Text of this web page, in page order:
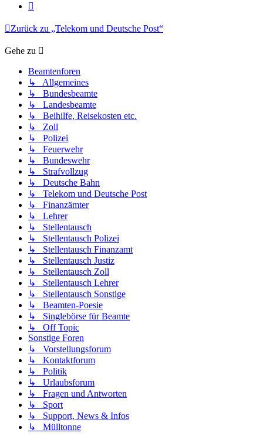
Zurück zu „Telekom und Deutsche Post“
Gehe zu
Beamtenforen
↳ Allgemeines
↳ Bundesbeamte
↳ Landesbeamte
↳ Beihilfe, Reisekosten etc.
↳ Zoll
↳ Polizei
↳ Feuerwehr
↳ Bundeswehr
↳ Strafvollzug
↳ Deutsche Bahn
↳ Telekom und Deutsche Post
↳ Finanzämter
↳ Lehrer
↳ Stellentausch
↳ Stellentausch Polizei
↳ Stellentausch Finanzamt
↳ Stellentausch Justiz
↳ Stellentausch Zoll
↳ Stellentausch Lehrer
↳ Stellentausch Sonstige
↳ Beamten-Poesie
↳ Singlebörse für Beamte
↳ Off Topic
Sonstige Foren
↳ Vorstellungsforum
↳ Kontaktforum
↳ Politik
↳ Urlaubsforum
↳ Fragen und Antworten
↳ Sport
↳ Support, News & Infos
↳ Mülltonne